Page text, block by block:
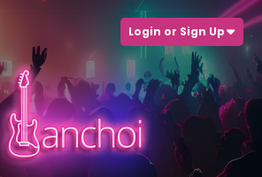
Login or Sign Up